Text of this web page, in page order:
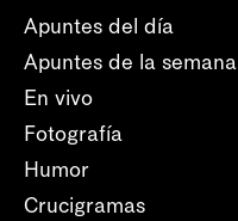
Apuntes del día
Apuntes de la semana
En vivo
Fotografía
Humor
Crucigramas